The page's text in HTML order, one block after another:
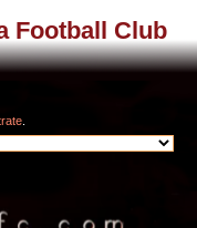
Football Club